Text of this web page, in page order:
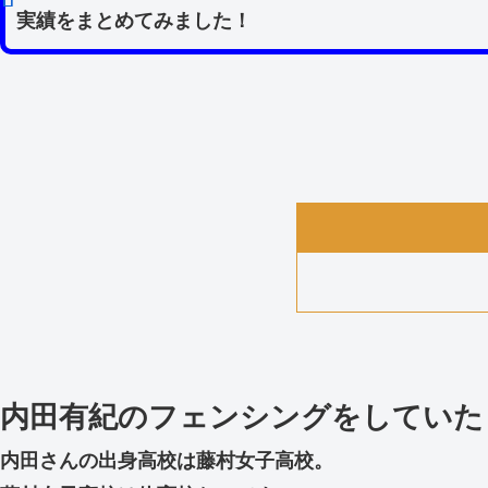
実績をまとめてみました！
内田有紀のフェンシングをしていた
内田さんの出身高校は藤村女子高校。